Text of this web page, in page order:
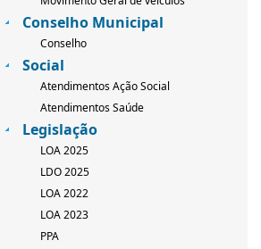
Conselho Municipal
Conselho
Social
Atendimentos Ação Social
Atendimentos Saúde
Legislação
LOA 2025
LDO 2025
LOA 2022
LOA 2023
PPA